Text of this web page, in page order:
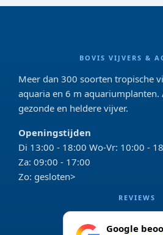
BOVIS VIJVERS &
Meer dan 300 soorten tropische
aquaria en 6 m aquariumplanten.
gezonde en heldere vijver.
Openingstijden
Di 13:00 - 18:00 Wo-Vr: 10:00 -
Za: 09:00 - 17:00
Zo: gesloten>
REVIEWS
Google